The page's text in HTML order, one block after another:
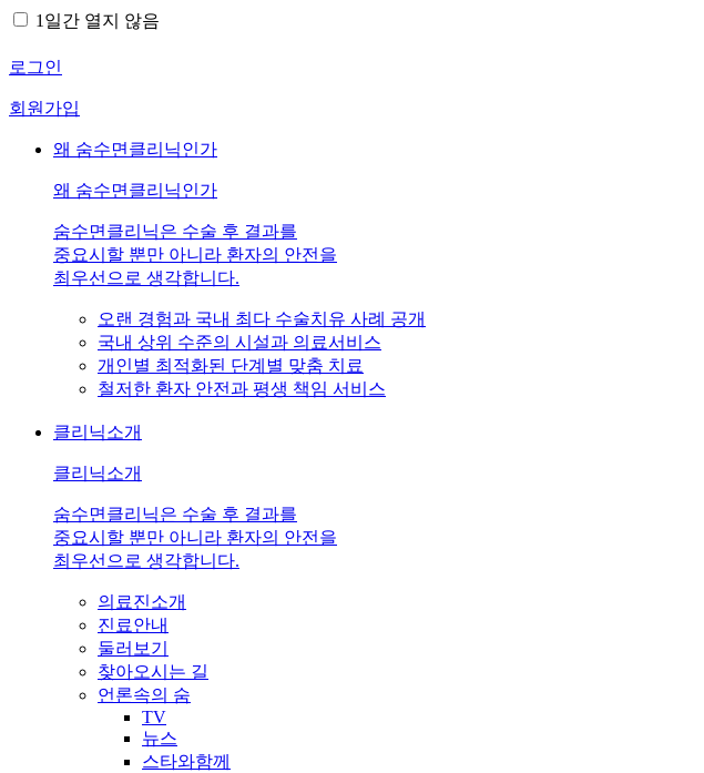
1일간 열지 않음
로그인
회원가입
왜 숨수면클리닉인가
왜 숨수면클리닉인가
숨수면클리닉은 수술 후 결과를
중요시할 뿐만 아니라 환자의 안전을
최우선으로 생각합니다.
오랜 경험과 국내 최다 수술치유 사례 공개
국내 상위 수준의 시설과 의료서비스
개인별 최적화된 단계별 맞춤 치료
철저한 환자 안전과 평생 책임 서비스
클리닉소개
클리닉소개
숨수면클리닉은 수술 후 결과를
중요시할 뿐만 아니라 환자의 안전을
최우선으로 생각합니다.
의료진소개
진료안내
둘러보기
찾아오시는 길
언론속의 숨
TV
뉴스
스타와함께